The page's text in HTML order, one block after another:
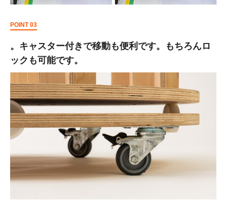
POINT 03
。キャスター付きで移動も便利です。もちろんロ
ックも可能です。